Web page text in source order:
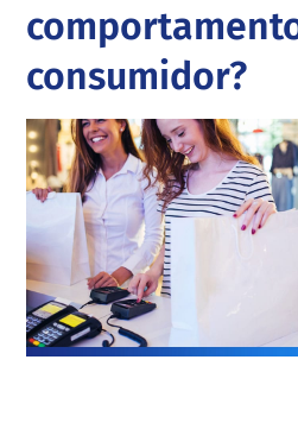
consumidor?